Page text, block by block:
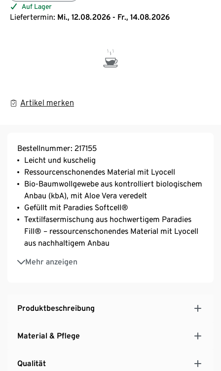
Auf Lager
Liefertermin: Mi., 12.08.2026 - Fr., 14.08.2026
Artikel merken
Bestellnummer: 217155
Leicht und kuschelig
Ressourcenschonendes Material mit Lyocell
Bio-Baumwollgewebe aus kontrolliert biologischem
Anbau (kbA), mit Aloe Vera veredelt
Gefüllt mit Paradies Softcell®
Textilfasermischung aus hochwertigem Paradies
Fill® – ressourcenschonendes Material mit Lyocell
aus nachhaltigem Anbau
Mehr anzeigen
Wärmeklasse 2
Produktbeschreibung
Material & Pflege
Qualität